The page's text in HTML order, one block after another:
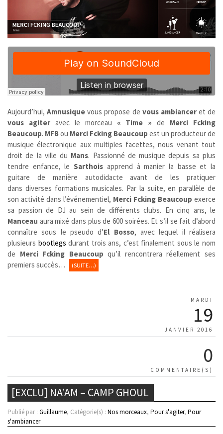
Aujourd’hui,Amnusique vous propose de vous ambianceret de
vous agiteravec le morceau « Time » de Merci Fcking
Beaucoup. MFBou Merci Fcking Beaucoup est un producteur de
musique électronique aux multiples facettes, nous venant tout
droit de la ville du Mans. Passionné de musique depuis sa plus
tendre enfance, leSarthois apprend à manier la basse et la
guitare de manière autodidacte avant de les pratiquer
dans diverses formations musicales. Par la suite, en parallèle de
son activité dans l’événementiel, Merci Fcking Beaucoup exerce
sa passion de DJ au sein de différents clubs. En cinq ans, le
Manceau aura mixé dans plus de 600 soirées. Et s’il se fait d’abord
connaître sous le pseudo d’El Bosso, avec lequel il réalisera
plusieurs bootlegs durant trois ans, c’est finalement sous le nom
de Merci Fcking Beaucoup qu’il rencontrera réellement ses
premiers succès…
(SUITE…)
MARDI
19
JANVIER 2016
0
COMMENTAIRE(S)
[EXCLU] NA’AM – CAMP GHOUL
Publié par : Guillaume, Catégorie(s) : Nos morceaux, Pour s'agiter, Pour
s'ambiancer